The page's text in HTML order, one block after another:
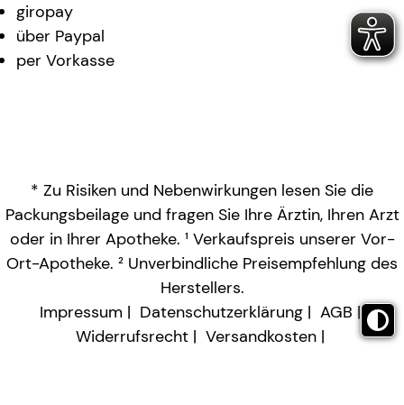
giropay
über Paypal
per Vorkasse
* Zu Risiken und Nebenwirkungen lesen Sie die
Packungsbeilage und fragen Sie Ihre Ärztin, Ihren Arzt
oder in Ihrer Apotheke. ¹ Verkaufspreis unserer Vor-
Ort-Apotheke. ² Unverbindliche Preisempfehlung des
Herstellers.
Impressum
Datenschutzerklärung
AGB
Widerrufsrecht
Versandkosten